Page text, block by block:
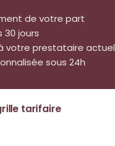
de votre part
30 jours
votre prestataire actuel
sous 24h
tarifaire